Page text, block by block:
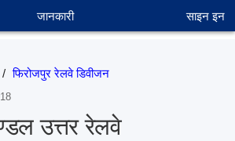
जानकारी साइन इन
/ फिरोजपुर रेलवे डिवीजन
उत्तर रेलवे